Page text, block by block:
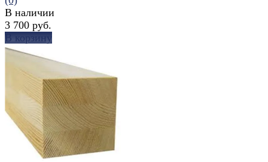
избранное сравнить
В наличии
3 700 руб.
В корзину